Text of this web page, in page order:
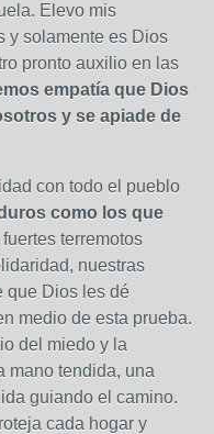
Elevo mis
y solamente es Dios
pronto auxilio en las
empatía que Dios
y se apiade de
con todo el pueblo
como los que
terremotos
nuestras
que Dios les dé
medio de esta prueba.
del miedo y la
mano tendida, una
guiando el camino.
cada hogar y